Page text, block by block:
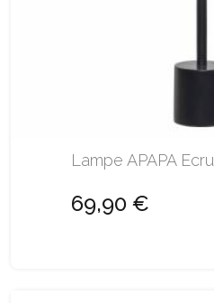
Lampe APAPA Ecru
69,90 €